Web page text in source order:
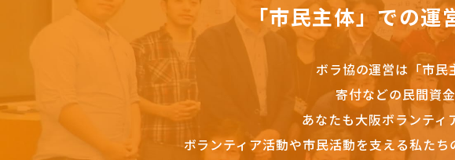
「市民主体」での
ボラ協の運営は「市民
寄付などの民間資
あなたも大阪ボランティ
ボランティア活動や市民活動を支える私た